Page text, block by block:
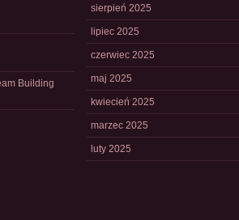
Building
sierpień 2025
lipiec 2025
czerwiec 2025
maj 2025
kwiecień 2025
marzec 2025
luty 2025